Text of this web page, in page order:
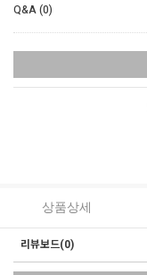
Q&A (0)
상품상세
리뷰보드(0)